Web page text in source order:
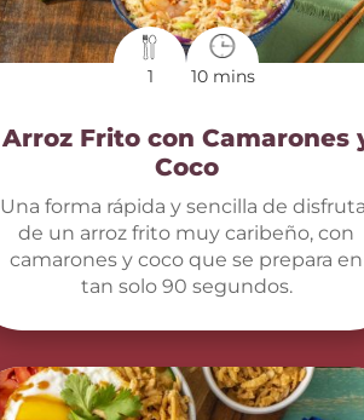
1 10 mins
Arroz Frito con Camarones
Coco
Una forma rápida y sencilla de
de un arroz frito muy caribeño, con
camarones y coco que se prepara en
tan solo 90 segundos.